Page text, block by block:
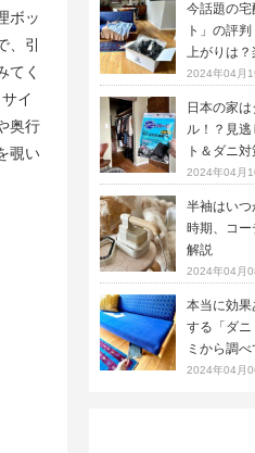
ボッ
引
てく
イ
奥行
覗い
今話題の宅
ト」の評
上がりは？
2024年04月
日本の家
ル！？見
ト＆ダニ対
2024年04月
半袖はい
時期、コー
解説
2024年04月
本当に効
する「ダニ
ミから調
2024年04月